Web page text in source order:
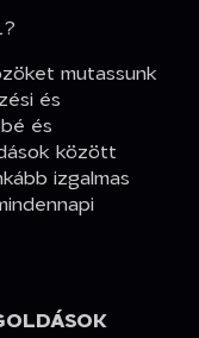
mutassunk
és
és
között
izgalmas